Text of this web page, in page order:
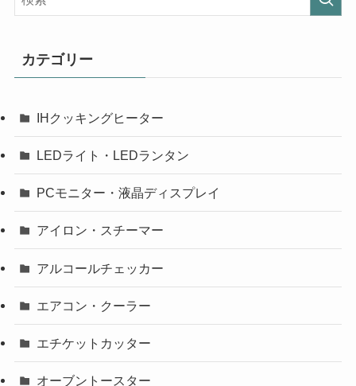
カテゴリー
IHクッキングヒーター
LEDライト・LEDランタン
PCモニター・液晶ディスプレイ
アイロン・スチーマー
アルコールチェッカー
エアコン・クーラー
エチケットカッター
オーブントースター